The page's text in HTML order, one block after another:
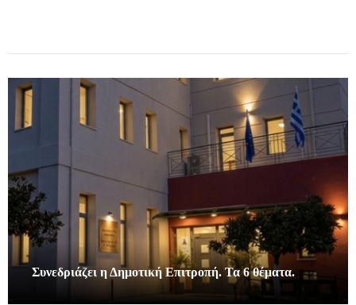
Συνεδριάζει η Δημοτική Επιτροπή. Τα 6 θέματα.